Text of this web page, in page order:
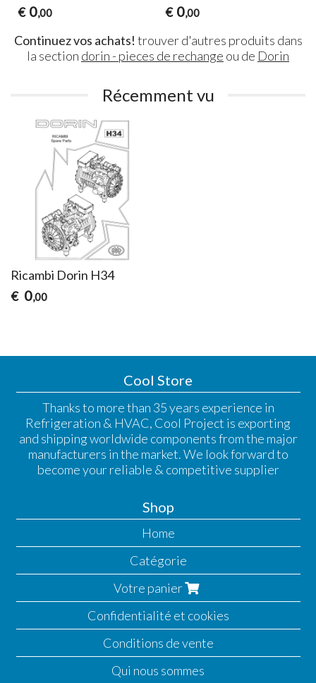
€ 0,00
€ 0,00
Continuez vos achats! trouver d'autres produits dans
la section dorin - pieces de rechange ou de Dorin
Récemment vu
Ricambi Dorin H34
€ 0,00
Cool Store
Thanks to more than 35 years experience in
Refrigeration & HVAC, Cool Project is exporting
and shipping worldwide components from the major
manufacturers in the market. We look forward to
become your reliable & competitive supplier
Shop
Home
Catégorie
Votre panier
Confidentialité et cookies
Conditions de vente
Qui nous sommes